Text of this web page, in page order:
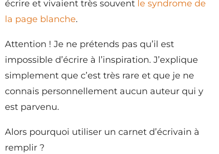
écrire et vivaient très souvent le syndrome de
la page blanche.
Attention ! Je ne prétends pas qu’il est
impossible d’écrire à l’inspiration. J’explique
simplement que c’est très rare et que je ne
connais personnellement aucun auteur qui y
est parvenu.
Alors pourquoi utiliser un carnet d’écrivain à
remplir ?